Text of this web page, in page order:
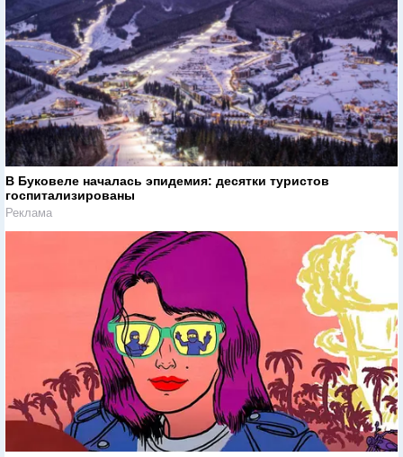
В Буковеле началась эпидемия: десятки туристов
госпитализированы
Реклама